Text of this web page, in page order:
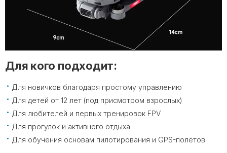
Для кого подходит:
Для новичков благодаря простому управлению
Для детей от 12 лет (под присмотром взрослых)
Для любителей и первых тренировок FPV
Для прогулок и активного отдыха
Для обучения основам пилотирования и GPS-полётов